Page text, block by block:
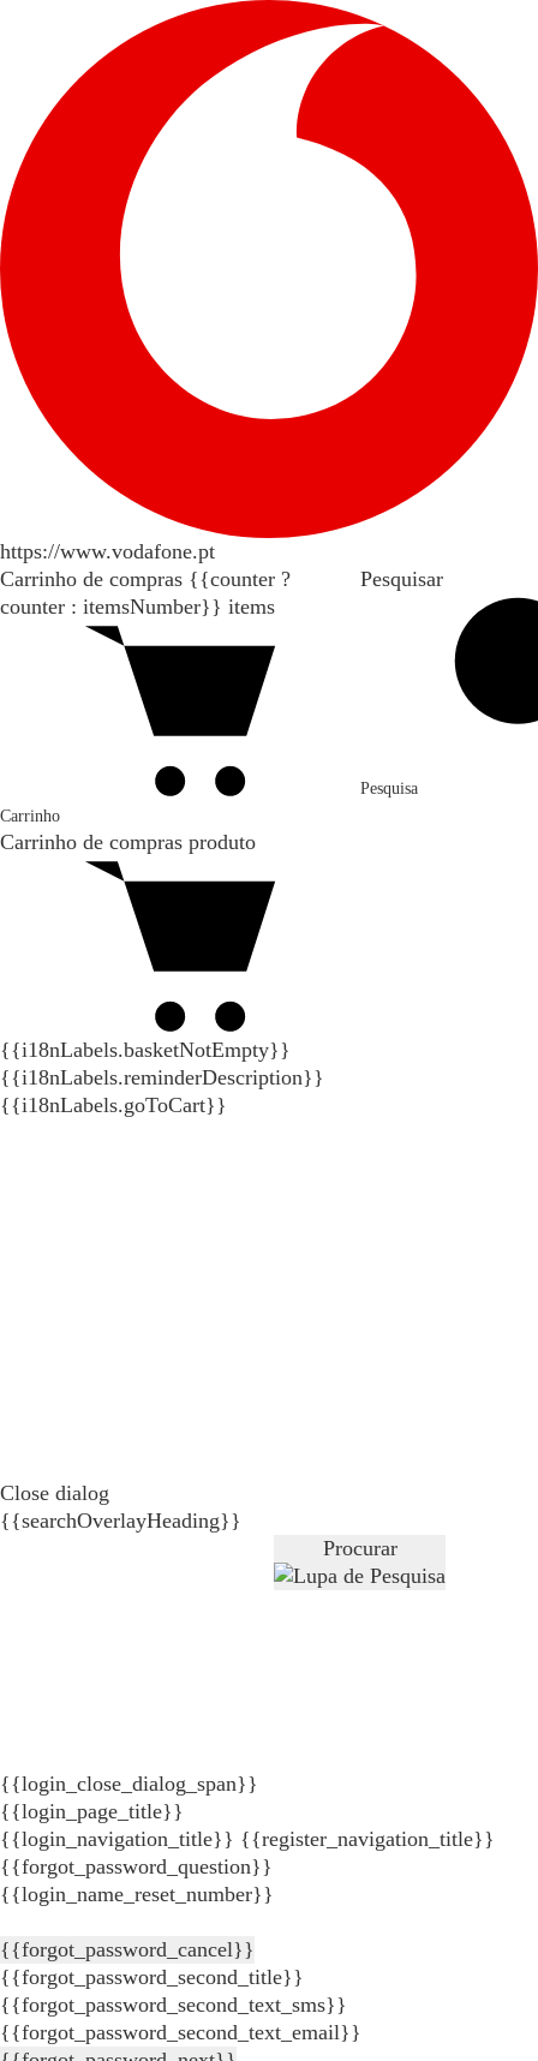
https://www.vodafone.pt
Carrinho de compras {{counter ?
counter : itemsNumber}} items
Carrinho
Carrinho de compras produto
{{i18nLabels.basketNotEmpty}}
{{i18nLabels.reminderDescription}}
{{i18nLabels.goToCart}}
Pesquisar
Pesquisa
Close dialog
{{searchOverlayHeading}}
Procurar
{{login_close_dialog_span}}
{{login_page_title}}
{{login_navigation_title}} {{register_navigation_title}}
{{forgot_password_question}}
{{login_name_reset_number}}
{{forgot_password_cancel}}
{{forgot_password_second_title}}
{{forgot_password_second_text_sms}}
{{forgot_password_second_text_email}}